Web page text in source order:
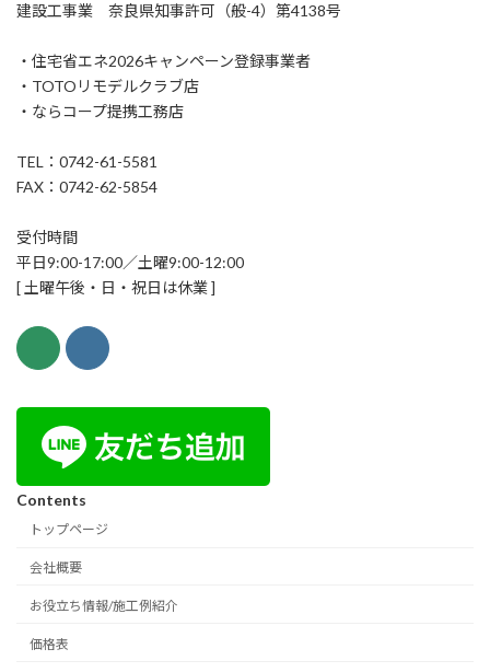
建設工事業 奈良県知事許可（般-4）第4138号
・住宅省エネ2026キャンペーン登録事業者
・TOTOリモデルクラブ店
・ならコープ提携工務店
TEL：0742-61-5581
FAX：0742-62-5854
受付時間
平日9:00-17:00／土曜9:00-12:00
[ 土曜午後・日・祝日は休業 ]
Contents
トップページ
会社概要
お役立ち情報/施工例紹介
価格表